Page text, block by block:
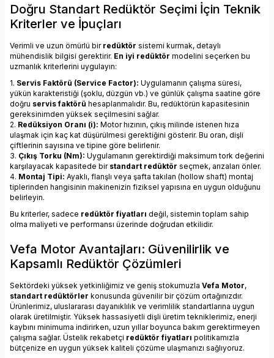
Doğru Standart Redüktör Seçimi İçin Teknik
Kriterler ve İpuçları
Verimli ve uzun ömürlü bir redüktör sistemi kurmak, detaylı
mühendislik bilgisi gerektirir. En iyi redüktör modelini seçerken bu
uzmanlık kriterlerini uygulayın:
1. Servis Faktörü (Service Factor): Uygulamanın çalışma süresi,
yükün karakteristiği (şoklu, düzgün vb.) ve günlük çalışma saatine göre
doğru servis faktörü hesaplanmalıdır. Bu, redüktörün kapasitesinin
gereksinimden yüksek seçilmesini sağlar.
2. Redüksiyon Oranı (i): Motor hızının, çıkış milinde istenen hıza
ulaşmak için kaç kat düşürülmesi gerektiğini gösterir. Bu oran, dişli
çiftlerinin sayısına ve tipine göre belirlenir.
3. Çıkış Torku (Nm): Uygulamanın gerektirdiği maksimum tork değerini
karşılayacak kapasitede bir standart redüktör seçmek, arızaları önler.
4. Montaj Tipi: Ayaklı, flanşlı veya şafta takılan (hollow shaft) montaj
tiplerinden hangisinin makinenizin fiziksel yapısına en uygun olduğunu
belirleyin.
Bu kriterler, sadece redüktör fiyatları değil, sistemin toplam sahip
olma maliyeti ve performansı üzerinde doğrudan etkilidir.
Vefa Motor Avantajları: Güvenilirlik ve
Kapsamlı Redüktör Çözümleri
Sektördeki yüksek yetkinliğimiz ve geniş stokumuzla Vefa Motor,
standart redüktörler konusunda güvenilir bir çözüm ortağınızdır.
Ürünlerimiz, uluslararası dayanıklılık ve verimlilik standartlarına uygun
olarak üretilmiştir. Yüksek hassasiyetli dişli üretim tekniklerimiz, enerji
kaybını minimuma indirirken, uzun yıllar boyunca bakım gerektirmeyen
çalışma sağlar. Üstelik rekabetçi redüktör fiyatları politikamızla
bütçenize en uygun yüksek kaliteli çözüme ulaşmanızı sağlıyoruz.